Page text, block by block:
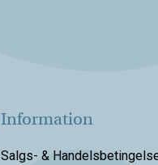
Information
Salgs- &